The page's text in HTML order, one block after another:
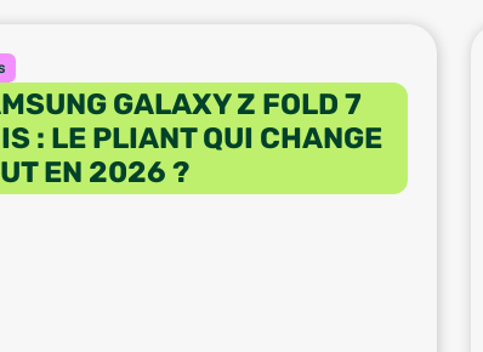
GALAXY Z FOLD 7
: LE PLIANT QUI CHANGE
EN 2026 ?